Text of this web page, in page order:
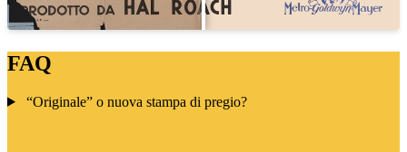
FAQ
“Originale” o nuova stampa di pregio?